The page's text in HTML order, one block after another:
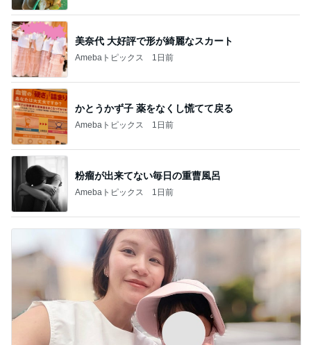
美奈代 大好評で形が綺麗なスカート
Amebaトピックス 1日前
かとうかず子 薬をなくし慌てて戻る
Amebaトピックス 1日前
粉瘤が出来てない毎日の重曹風呂
Amebaトピックス 1日前